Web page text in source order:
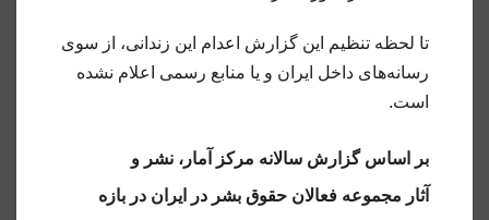
تا لحظه تنظیم این گزارش اعدام این زندانی، از سوی
رسانه‌های داخل ایران و یا منابع رسمی اعلام نشده
است.
بر اساس گزارش سالانه مرکز آمار، نشر و
آثار مجموعه فعالان حقوق بشر در ایران در بازه